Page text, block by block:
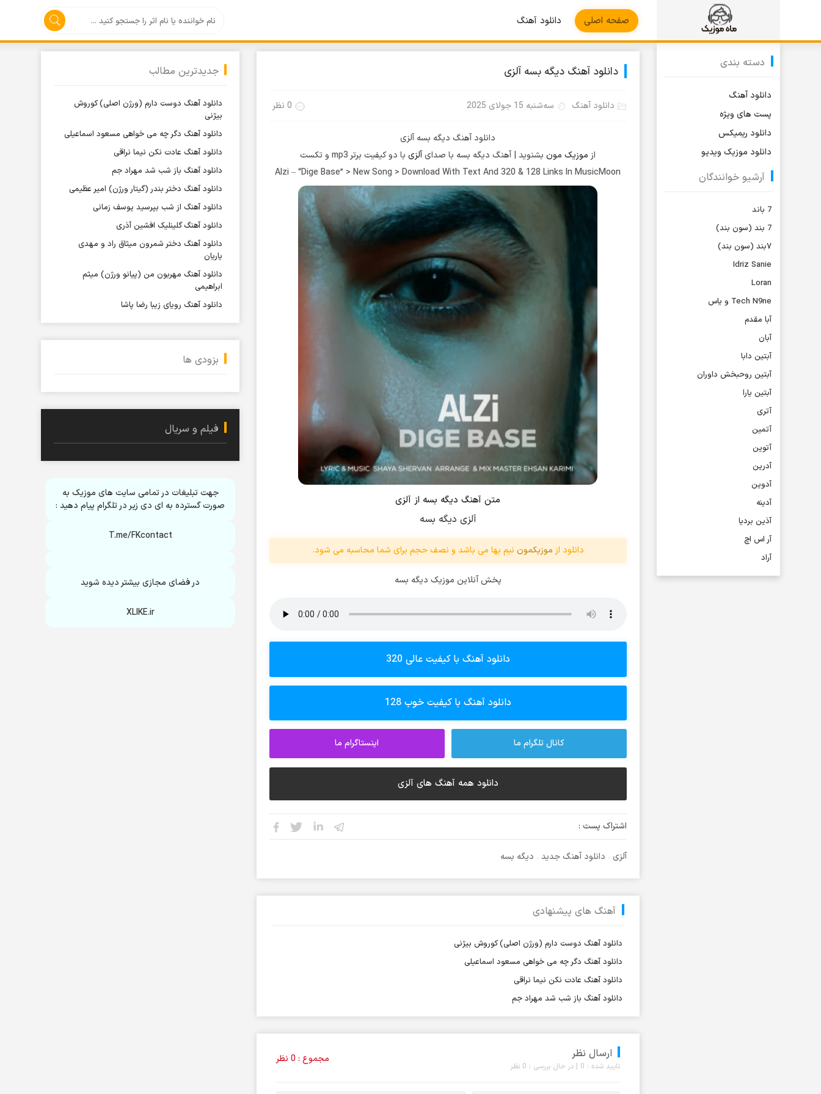
صفحه اصلی دانلود آهنگ
دانلود آهنگ دیگه بسه آلزی
دانلود آهنگ سه‌شنبه 15 جولای 2025 0 نظر
دانلود آهنگ دیگه بسه آلزی
از موزیک مونبشنوید | آهنگ دیگه بسه با صدایآلزیبا دو کیفیت برتر mp3 و تکست
Alzi – “Dige Base” > New Song > Download With Text And 320 & 128 Links In MusicMoon
متن آهنگ دیگه بسه از آلزی
آلزی دیگه بسه
دانلود از موزیکمون نیم بها می باشد و نصف حجم برای شما محاسبه می شود.
پخش آنلاین موزیک دیگه بسه
دانلود آهنگ با کیفیت عالی 320
دانلود آهنگ با کیفیت خوب 128
کانال تلگرام ما اینستاگرام ما
دانلود همه آهنگ های آلزی
اشتراک پست :
آلزی ، دانلود آهنگ جدید ، دیگه بسه
آهنگ های پیشنهادی
دانلود آهنگ دوست دارم (ورژن اصلی) کوروش بیژنی
دانلود آهنگ دگر چه می خواهی مسعود اسماعیلی
دانلود آهنگ عادت نکن نیما نراقی
دانلود آهنگ باز شب شد مهراد جم
ارسال نظر
تایید شده : 0 | در حال بررسی : 0 نظر
مجموع : 0 نظر
جدیدترین مطالب
دانلود آهنگ دوست دارم (ورژن اصلی) کوروش
بیژنی
دانلود آهنگ دگر چه می خواهی مسعود اسماعیلی
دانلود آهنگ عادت نکن نیما نراقی
دانلود آهنگ باز شب شد مهراد جم
دانلود آهنگ دختر بندر (گیتار ورژن) امیر عظیمی
دانلود آهنگ از شب بپرسید یوسف زمانی
دانلود آهنگ گلینلیک افشین آذری
دانلود آهنگ دختر شمرون میثاق راد و مهدی
یاریان
دانلود آهنگ مهربون من (پیانو ورژن) میثم
ابراهیمی
دانلود آهنگ رویای زیبا رضا پاشا
بزودی ها
فیلم و سریال
جهت تبلیغات در تمامی سایت های موزیک به
صورت گسترده به ای دی زیر در تلگرام پیام دهید :
T.me/FKcontact
در فضای مجازی بیشتر دیده شوید
XLIKE.ir
دسته بندی
دانلود آهنگ
پست های ویژه
دانلود ریمیکس
دانلود موزیک ویدیو
آرشیو خوانندگان
7 باند
7 بند (سون بند)
۷بند (سون بند)
Idriz Sanie
Loran
Tech N9ne و یاس
آبا مقدم
آبان
آبتین دابا
آبتین روحبخش داوران
آبتین یارا
آتری
آتمین
آتوین
آدرین
آدوین
آدینه
آذین بردیا
آر اس اچ
آراد
آراد شاک